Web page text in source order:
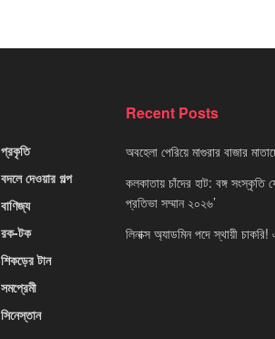
প্রকৃতি
বদলে দেওয়ার গল্প
বাণিজ্য
রক-টক
শিকড়ের টান
সমপ্রেমী
সিনেস্তান
Recent Posts
অবহেলা পেরিয়ে মাগুরার বাজার
কলকাতায় চাঁদের হাট: বঙ্গ সংস্কৃতি
প্রতিভা সম্মান ২০২৬’
লিনাক্স অ্যাডমিন পদে স্থায়ী